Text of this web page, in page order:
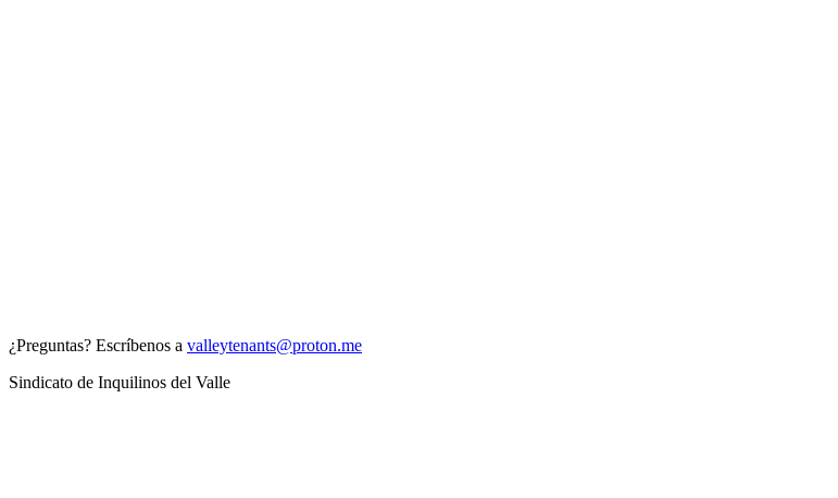
¿Preguntas? Escríbenos a valleytenants@proton.me
Sindicato de Inquilinos del Valle